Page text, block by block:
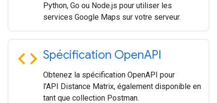
Python, Go ou Node.js pour utiliser les
services Google Maps sur votre serveur.
code Spécification OpenAPI
Obtenez la spécification OpenAPI pour
l'API Distance Matrix, également disponible en
tant que collection Postman.